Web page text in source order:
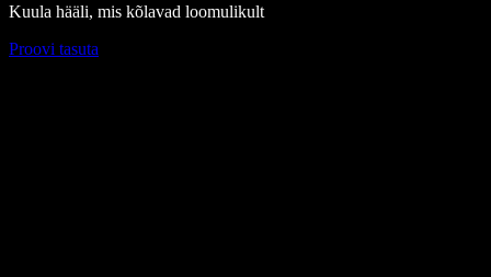
Kuula hääli, mis kõlavad loomulikult
Proovi tasuta